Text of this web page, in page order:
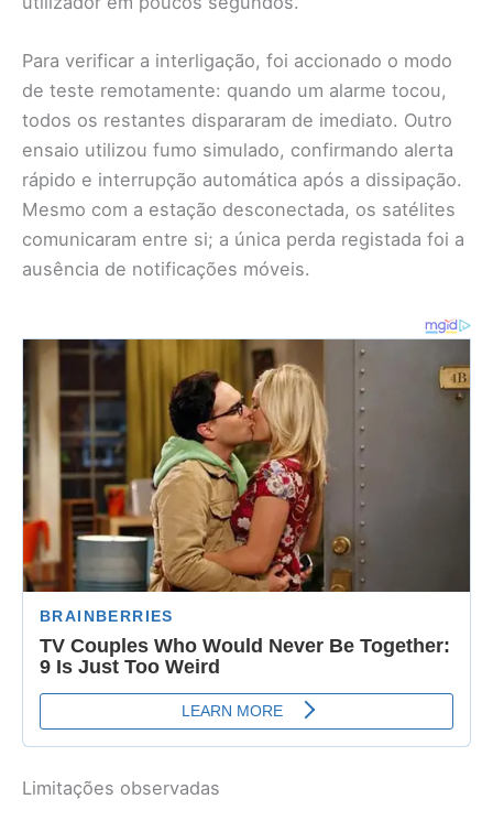
Para verificar a interligação, foi accionado o modo
de teste remotamente: quando um alarme tocou,
todos os restantes dispararam de imediato. Outro
ensaio utilizou fumo simulado, confirmando alerta
rápido e interrupção automática após a dissipação.
Mesmo com a estação desconectada, os satélites
comunicaram entre si; a única perda registada foi a
ausência de notificações móveis.
Limitações observadas